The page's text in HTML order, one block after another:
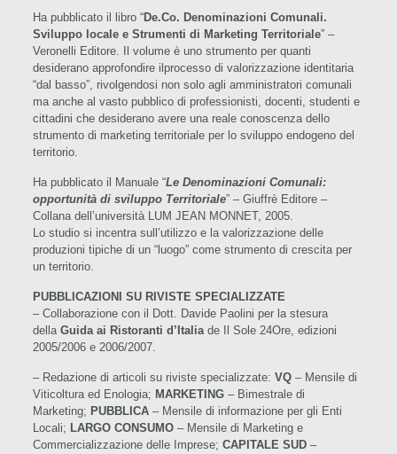
Ha pubblicato il libro “De.Co. Denominazioni Comunali.
Sviluppo locale e Strumenti di Marketing Territoriale” –
Veronelli Editore. Il volume è uno strumento per quanti
desiderano approfondire ilprocesso di valorizzazione identitaria
“dal basso”, rivolgendosi non solo agli amministratori comunali
ma anche al vasto pubblico di professionisti, docenti, studenti e
cittadini che desiderano avere una reale conoscenza dello
strumento di marketing territoriale per lo sviluppo endogeno del
territorio.
Ha pubblicato il Manuale “Le Denominazioni Comunali:
opportunità di sviluppo Territoriale” – Giuffrè Editore –
Collana dell’università LUM JEAN MONNET, 2005.
Lo studio si incentra sull’utilizzo e la valorizzazione delle
produzioni tipiche di un “luogo” come strumento di crescita per
un territorio.
PUBBLICAZIONI SU RIVISTE SPECIALIZZATE
– Collaborazione con il Dott. Davide Paolini per la stesura
della Guida ai Ristoranti d’Italiade Il Sole 24Ore, edizioni
2005/2006 e 2006/2007.
– Redazione di articoli su riviste specializzate: VQ– Mensile di
Viticoltura ed Enologia; MARKETING– Bimestrale di
Marketing; PUBBLICA– Mensile di informazione per gli Enti
Locali; LARGO CONSUMO– Mensile di Marketing e
Commercializzazione delle Imprese; CAPITALE SUD–